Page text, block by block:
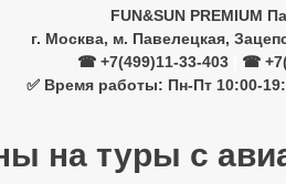
FUN&SUN PREMIUM
г. Москва, м. Павелецкая,
☎ +7(499)11-33-403
☎
✅ Время работы: Пн-Пт 10:00-
на туры с